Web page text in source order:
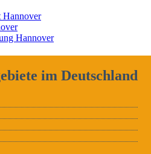
Hannover
Hannover
im Deutschland